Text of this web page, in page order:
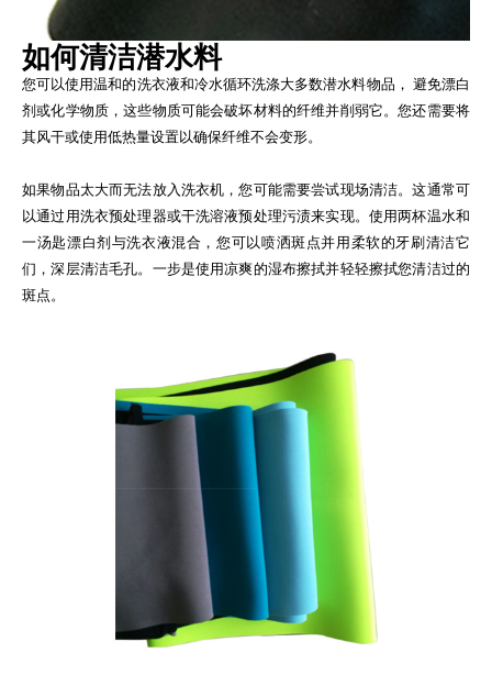
如何清洁潜水料
您可以使用温和的洗衣液和冷水循环洗涤大多数潜水料物品， 避免漂白
剂或化学物质，这些物质可能会破坏材料的纤维并削弱它。您还需要将
其风干或使用低热量设置以确保纤维不会变形。
如果物品太大而无法放入洗衣机，您可能需要尝试现场清洁。这通常可
以通过用洗衣预处理器或干洗溶液预处理污渍来实现。使用两杯温水和
一汤匙漂白剂与洗衣液混合，您可以喷洒斑点并用柔软的牙刷清洁它
们，深层清洁毛孔。一步是使用凉爽的湿布擦拭并轻轻擦拭您清洁过的
斑点。